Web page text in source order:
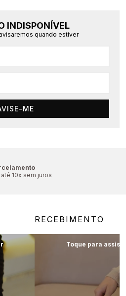
INDISPONÍVEL
quando estiver
ME
até 10x sem juros
RECEBIMENTO